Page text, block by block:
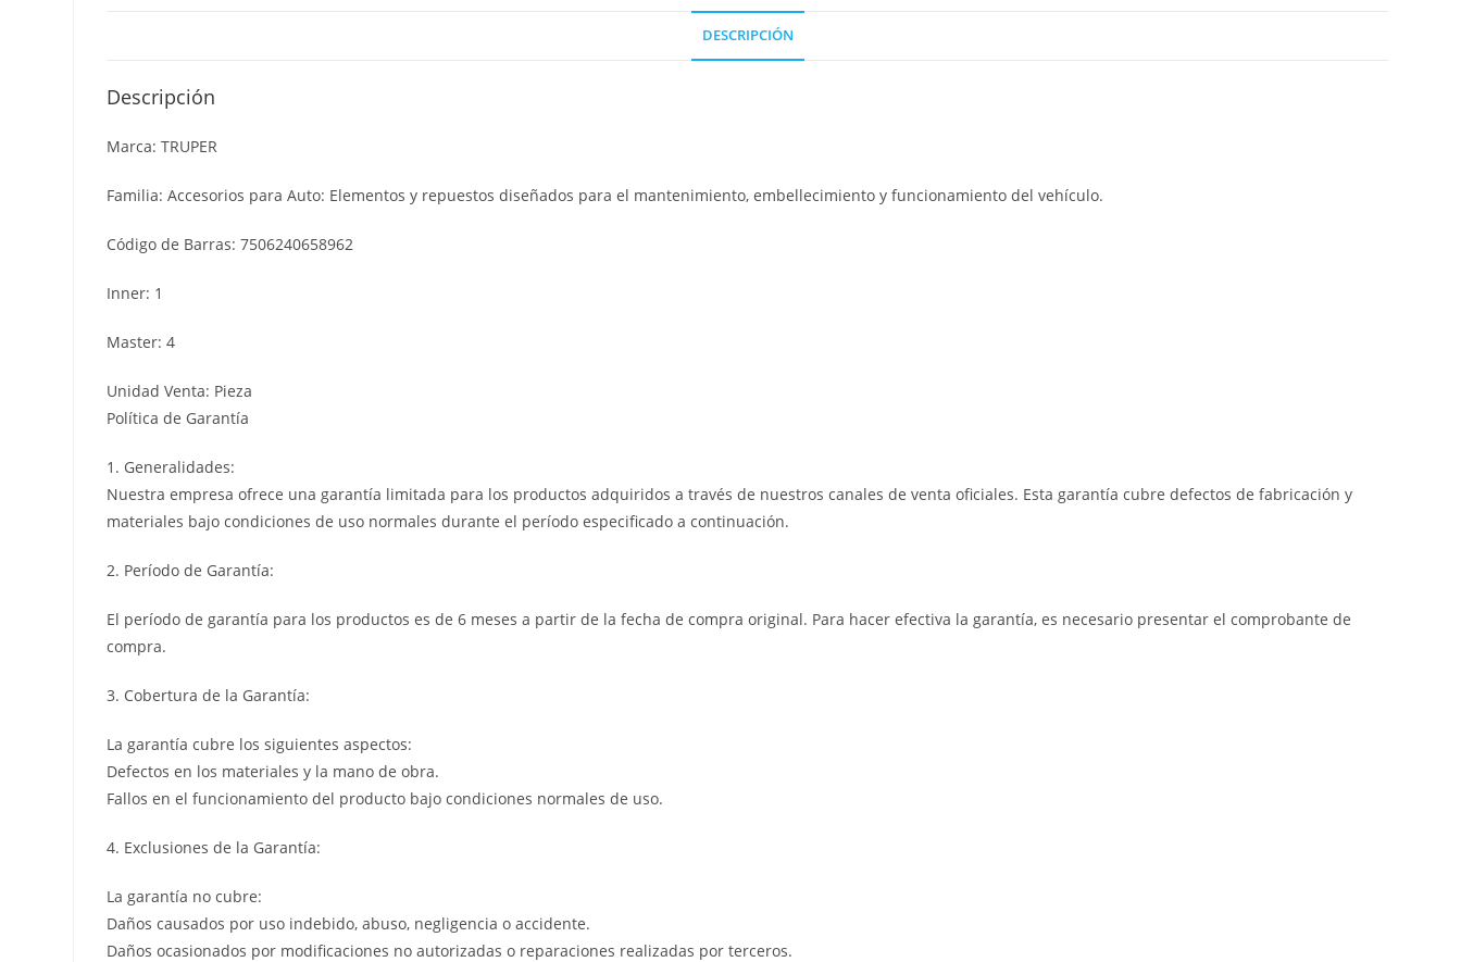
DESCRIPCIÓN
Descripción
Marca: TRUPER
Familia: Accesorios para Auto: Elementos y repuestos diseñados para el mantenimiento, embellecimiento y funcionamiento del vehículo.
Código de Barras: 7506240658962
Inner: 1
Master: 4
Unidad Venta: Pieza
Política de Garantía
1. Generalidades:
Nuestra empresa ofrece una garantía limitada para los productos adquiridos a través de nuestros canales de venta oficiales. Esta garantía cubre defectos de fabricación y
materiales bajo condiciones de uso normales durante el período especificado a continuación.
2. Período de Garantía:
El período de garantía para los productos es de 6 meses a partir de la fecha de compra original. Para hacer efectiva la garantía, es necesario presentar el comprobante de
compra.
3. Cobertura de la Garantía:
La garantía cubre los siguientes aspectos:
Defectos en los materiales y la mano de obra.
Fallos en el funcionamiento del producto bajo condiciones normales de uso.
4. Exclusiones de la Garantía:
La garantía no cubre:
Daños causados por uso indebido, abuso, negligencia o accidente.
Daños ocasionados por modificaciones no autorizadas o reparaciones realizadas por terceros.